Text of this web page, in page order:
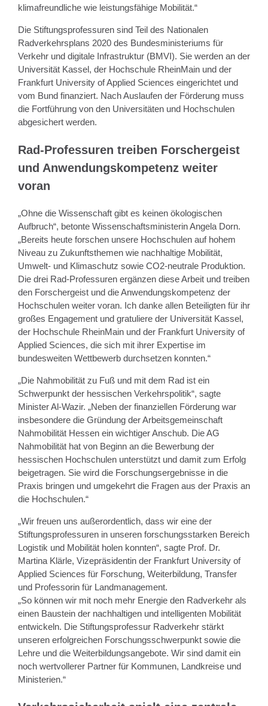
klimafreundliche wie leistungsfähige Mobilität.“
Die Stiftungsprofessuren sind Teil des Nationalen
Radverkehrsplans 2020 des Bundesministeriums für
Verkehr und digitale Infrastruktur (BMVI). Sie werden an der
Universität Kassel, der Hochschule RheinMain und der
Frankfurt University of Applied Sciences eingerichtet und
vom Bund finanziert. Nach Auslaufen der Förderung muss
die Fortführung von den Universitäten und Hochschulen
abgesichert werden.
Rad-Professuren treiben Forschergeist
und Anwendungskompetenz weiter
voran
„Ohne die Wissenschaft gibt es keinen ökologischen
Aufbruch“, betonte Wissenschaftsministerin Angela Dorn.
„Bereits heute forschen unsere Hochschulen auf hohem
Niveau zu Zukunftsthemen wie nachhaltige Mobilität,
Umwelt- und Klimaschutz sowie CO2-neutrale Produktion.
Die drei Rad-Professuren ergänzen diese Arbeit und treiben
den Forschergeist und die Anwendungskompetenz der
Hochschulen weiter voran. Ich danke allen Beteiligten für ihr
großes Engagement und gratuliere der Universität Kassel,
der Hochschule RheinMain und der Frankfurt University of
Applied Sciences, die sich mit ihrer Expertise im
bundesweiten Wettbewerb durchsetzen konnten.“
„Die Nahmobilität zu Fuß und mit dem Rad ist ein
Schwerpunkt der hessischen Verkehrspolitik“, sagte
Minister Al-Wazir. „Neben der finanziellen Förderung war
insbesondere die Gründung der Arbeitsgemeinschaft
Nahmobilität Hessen ein wichtiger Anschub. Die AG
Nahmobilität hat von Beginn an die Bewerbung der
hessischen Hochschulen unterstützt und damit zum Erfolg
beigetragen. Sie wird die Forschungsergebnisse in die
Praxis bringen und umgekehrt die Fragen aus der Praxis an
die Hochschulen.“
„Wir freuen uns außerordentlich, dass wir eine der
Stiftungsprofessuren in unseren forschungsstarken Bereich
Logistik und Mobilität holen konnten“, sagte Prof. Dr.
Martina Klärle, Vizepräsidentin der Frankfurt University of
Applied Sciences für Forschung, Weiterbildung, Transfer
und Professorin für Landmanagement.
„So können wir mit noch mehr Energie den Radverkehr als
einen Baustein der nachhaltigen und intelligenten Mobilität
entwickeln. Die Stiftungsprofessur Radverkehr stärkt
unseren erfolgreichen Forschungsschwerpunkt sowie die
Lehre und die Weiterbildungsangebote. Wir sind damit ein
noch wertvollerer Partner für Kommunen, Landkreise und
Ministerien.“